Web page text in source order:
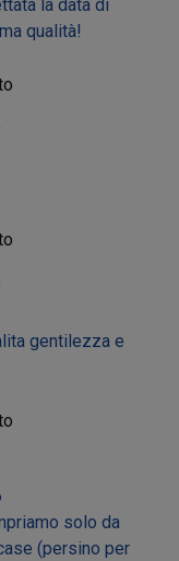
la data di
qualità!
gentilezza e
solo da
(persino per